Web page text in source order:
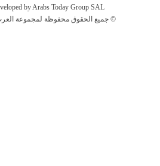
by Arabs Today Group SAL
جميع الحقوق محفوظة لمجموعة العرب اليوم الاعلامية 2025 ©